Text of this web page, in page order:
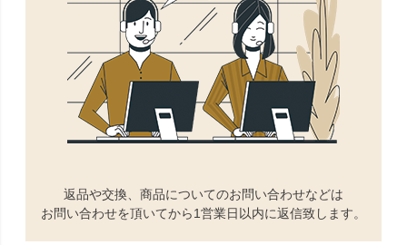
返品や交換、商品についてのお問い合わせなどは
お問い合わせを頂いてから1営業日以内に返信致します。